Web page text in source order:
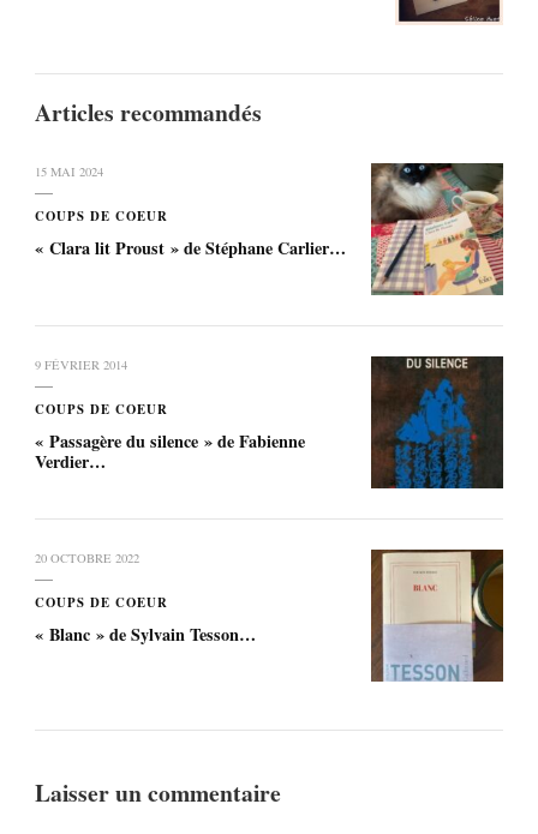
Articles recommandés
15 MAI 2024
COUPS DE COEUR
« Clara lit Proust » de Stéphane Carlier…
9 FÉVRIER 2014
COUPS DE COEUR
« Passagère du silence » de Fabienne
Verdier…
20 OCTOBRE 2022
COUPS DE COEUR
« Blanc » de Sylvain Tesson…
Laisser un commentaire